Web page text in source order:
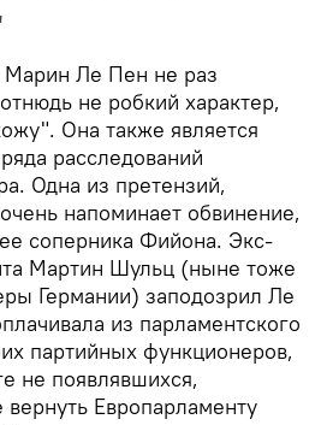
Марин Ле Пен не раз
не робкий характер,
Она также является
расследований
Одна из претензий,
напоминает обвинение,
соперника Фийона. Экс-
Мартин Шульц (ныне тоже
Германии) заподозрил Ле
из парламентского
партийных функционеров,
не появлявшихся,
Европарламенту